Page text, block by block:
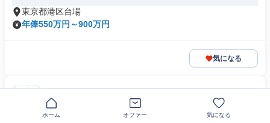
東京都港区台場
年俸550万円～900万円
気になる
正社員
組み込みエンジニア
スターツファシリティーサービス株式会社
ホーム オファー 気になる